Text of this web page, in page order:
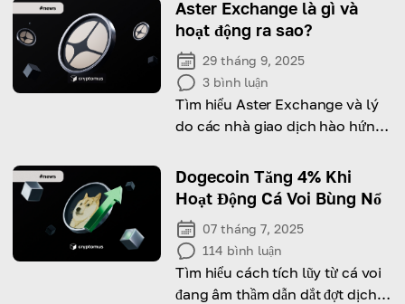
Aster Exchange là gì và
hoạt động ra sao?
29 tháng 9, 2025
3 bình luận
Tìm hiểu Aster Exchange và lý
do các nhà giao dịch hào hứng
nó.
Dogecoin Tăng 4% Khi
Hoạt Động Cá Voi Bùng Nổ
07 tháng 7, 2025
114 bình luận
Tìm hiểu cách tích lũy từ cá voi
đang âm thầm dẫn dắt đợt dịch